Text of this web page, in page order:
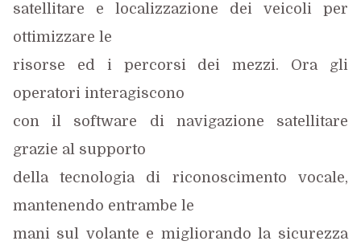
satellitare e localizzazione dei veicoli per
ottimizzare le
risorse ed i percorsi dei mezzi. Ora gli
operatori interagiscono
con il software di navigazione satellitare
grazie al supporto
della tecnologia di riconoscimento vocale,
mantenendo entrambe le
mani sul volante e migliorando la sicurezza